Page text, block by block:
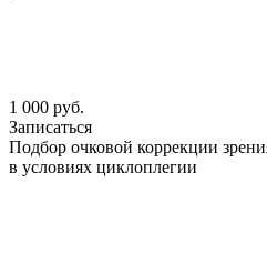
1 000 руб.
Записаться
Подбор очковой коррекции
в условиях циклоплегии